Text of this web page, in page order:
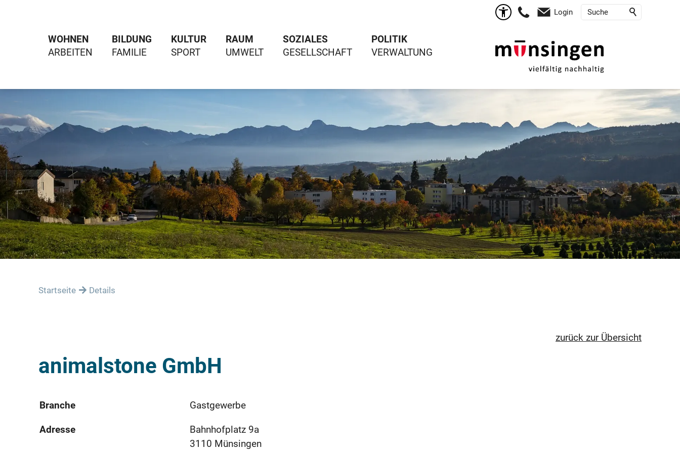
WOHNEN BILDUNG KULTUR RAUM SOZIALES POLITIK
Login
Startseite Details
zurück zur Übersicht
animalstone GmbH
Branche Gastgewerbe
Adresse
Bahnhofplatz 9a
3110 Münsingen